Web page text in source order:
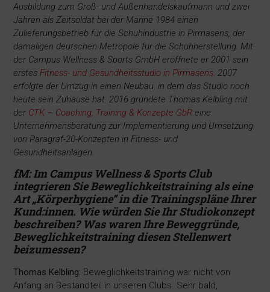
Ausbildung zum Groß- und Außenhandelskaufmann und zwei
Jahren als Zeitsoldat bei der Marine 1984 einen
Zulieferungsbetrieb für die Schuhindustrie in Pirmasens, der
damaligen deutschen Metropole für die Schuhherstellung. Mit
der Campus Wellness & Sports GmbH eröffnete er 2001 sein
erstesFitness- und Gesundheitsstudio in Pirmasens . 2007
erfolgte der Umzug in einen Neubau, in dem das Studio noch
heute sein Zuhause hat. 2016 gründete Thomas Kelbling mit
der CTK – Coaching, Training & Konzepte GbR eine
Unternehmensberatung zur Implementierung und Umsetzung
von Paragraf-20-Konzepten in Fitness- und
Gesundheitsanlagen.
fM: Im Campus Wellness & Sports Club
integrieren Sie Beweglichkeitstraining als eine
Art „Körperhygiene“ in die Trainingspläne Ihrer
Kund:innen. Wie würden Sie Ihr Studiokonzept
beschreiben? Was waren Ihre Beweggründe,
Beweglichkeitstraining diesen Stellenwert
beizumessen?
Thomas Kelbling: Beweglichkeitstraining war nicht von
Anfang an Bestandteil in unseren Clubs. Sehr bald,